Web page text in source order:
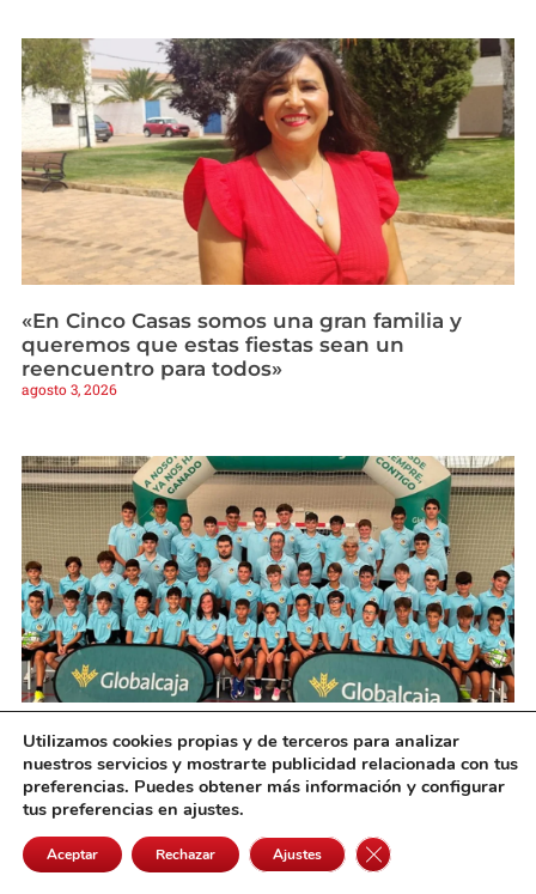
«En Cinco Casas somos una gran familia y
queremos que estas fiestas sean un
reencuentro para todos»
agosto 3, 2026
Da comienzo el Campus de Fútbol Sala
Dynamo Alcázar FS
agosto 3, 2026
Utilizamos cookies propias y de terceros para analizar
nuestros servicios y mostrarte publicidad relacionada con tus
preferencias. Puedes obtener más información y configurar
tus preferencias en ajustes.
Aceptar Rechazar Ajustes Cerrar el banner de